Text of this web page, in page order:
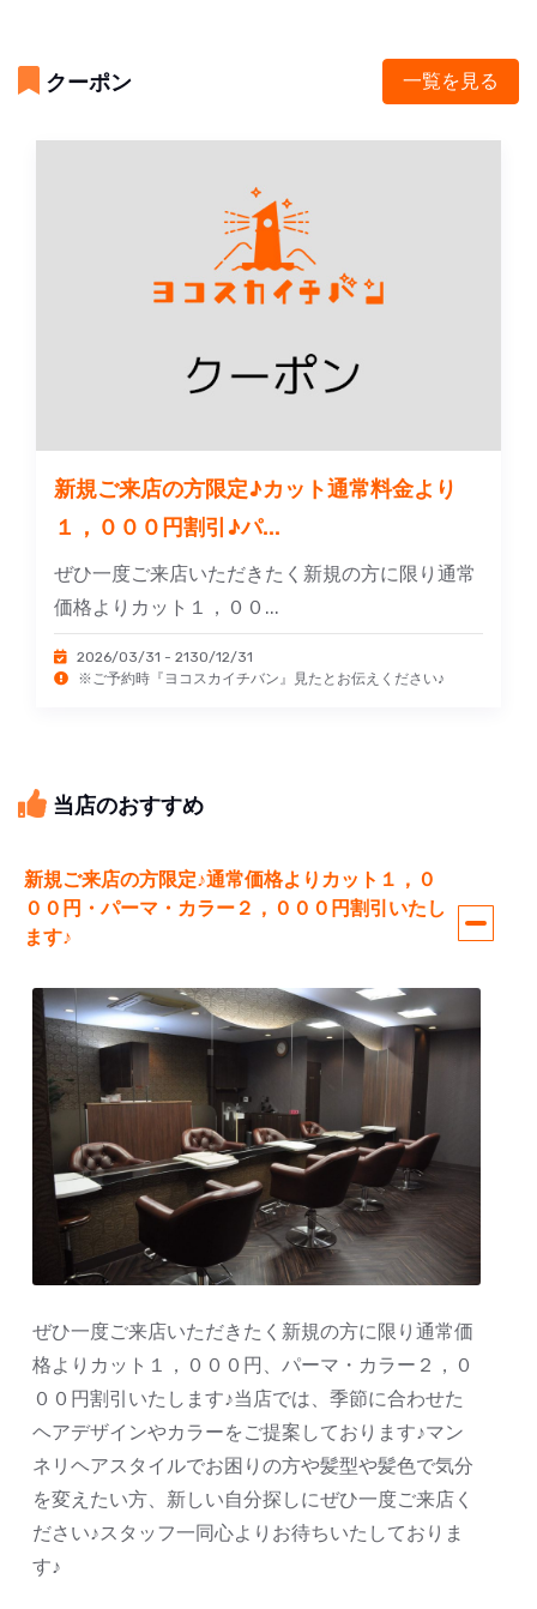
クーポン 一覧を見る
新規ご来店の方限定♪カット通常料金より
１，０００円割引♪パ...
ぜひ一度ご来店いただきたく新規の方に限り通常
価格よりカット１，００...
2026/03/31 - 2130/12/31
※ご予約時『ヨコスカイチバン』見たとお伝えください♪
当店のおすすめ
新規ご来店の方限定♪通常価格よりカット１，０
００円・パーマ・カラー２，０００円割引いたし
ます♪
ぜひ一度ご来店いただきたく新規の方に限り通常価
格よりカット１，０００円、パーマ・カラー２，０
００円割引いたします♪当店では、季節に合わせた
ヘアデザインやカラーをご提案しております♪マン
ネリヘアスタイルでお困りの方や髪型や髪色で気分
を変えたい方、新しい自分探しにぜひ一度ご来店く
ださい♪スタッフ一同心よりお待ちいたしておりま
す♪